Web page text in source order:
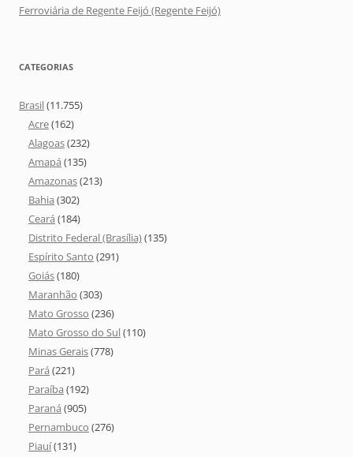
Ferroviária de Regente Feijó (Regente Feijó)
CATEGORIAS
Brasil(11.755)
Acre(162)
Alagoas(232)
Amapá (135)
Amazonas(213)
Bahia (302)
Ceará (184)
Distrito Federal (Brasília)(135)
Espírito Santo (291)
Goiás(180)
Maranhão (303)
Mato Grosso (236)
Mato Grosso do Sul(110)
Minas Gerais(778)
Pará (221)
Paraíba (192)
Paraná (905)
Pernambuco (276)
Piauí(131)